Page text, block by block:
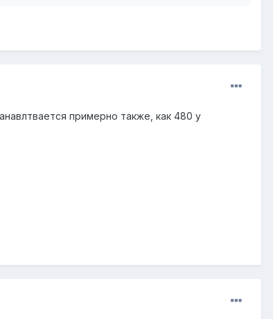
примерно также, как 480 у